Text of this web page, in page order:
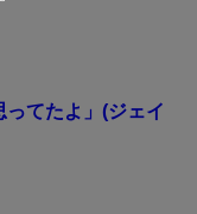
ってたよ」(ジェイ